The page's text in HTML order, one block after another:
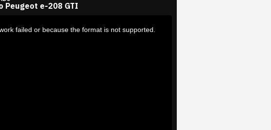
Peugeot e-208 GTI
failed or because the format is not supported.